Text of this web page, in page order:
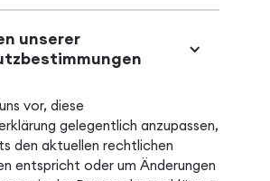
unserer
vor, diese
gelegentlich anzupassen,
den aktuellen rechtlichen
entspricht oder um Änderungen